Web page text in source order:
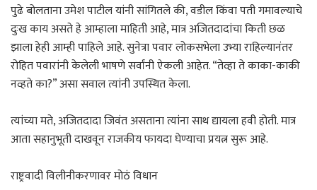
पुढे बोलताना उमेश पाटील यांनी सांगितले की, वडील किंवा पती गमावल्याचे
दुःख काय असते हे आम्हाला माहिती आहे, मात्र अजितदादांचा किती छळ
झाला हेही आम्ही पाहिले आहे. सुनेत्रा पवार लोकसभेला उभ्या राहिल्यानंतर
रोहित पवारांनी केलेली भाषणे सर्वांनी ऐकली आहेत. “तेव्हा ते काका-काकी
नव्हते का?” असा सवाल त्यांनी उपस्थित केला.
त्यांच्या मते, अजितदादा जिवंत असताना त्यांना साथ द्यायला हवी होती. मात्र
आता सहानुभूती दाखवून राजकीय फायदा घेण्याचा प्रयत्न सुरू आहे.
राष्ट्रवादी विलीनीकरणावर मोठं विधान